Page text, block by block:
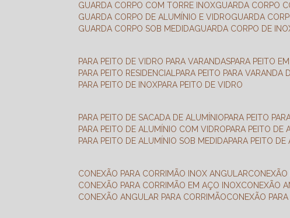
GUARDA CORPO COM TORRE INOX
GUARDA CORPO
GUARDA CORPO DE ALUMÍNIO E VIDRO
GUARDA
GUARDA CORPO SOB MEDIDA
GUARDA CORPO DE
PARA PEITO DE VIDRO PARA VARANDAS PARA PEITO
PARA PEITO RESIDENCIAL
PARA PEITO PARA VARANDA
PARA PEITO DE INOX PARA PEITO DE VIDRO
PARA PEITO DE SACADA DE ALUMÍNIO PARA PEITO
PARA PEITO DE ALUMÍNIO COM VIDRO PARA PEITO DE
PARA PEITO DE ALUMÍNIO SOB MEDIDA PARA PEITO
CONEXÃO PARA CORRIMÃO INOX ANGULAR
CONEXÃO PARA CORRIMÃO EM AÇO INOX
CONEXÃO
CONEXÃO ANGULAR PARA CORRIMÃO
CONEXÃO